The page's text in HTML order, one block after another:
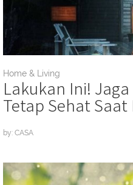
Home & Living
Lakukan Ini!
Tetap Sehat
by: CASA